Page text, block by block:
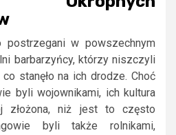
w powszechnym
barbarzyńcy, którzy niszczyli
stanęło na ich drodze. Choć
byli wojownikami, ich kultura
złożona, niż jest to często
byli także rolnikami,